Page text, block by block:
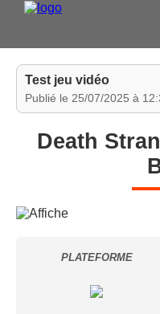
Test jeu vidéo
Publié le 25/07/2025 à
Death
PLATEFORME